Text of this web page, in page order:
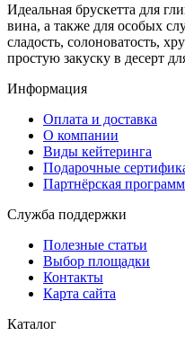
Идеальная брускетта для
вина, а также для особых
сладость, солоноватость,
простую закуску в десерт
Информация
Оплата и доставка
О компании
Виды кейтеринга
Подарочные
Партнёрская
Служба поддержки
Полезные статьи
Выбор площадки
Контакты
Карта сайта
Каталог